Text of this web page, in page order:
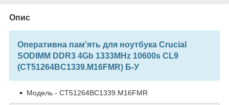
Опис
Оперативна пам'ять для ноутбука Crucial
SODIMM DDR3 4Gb 1333MHz 10600s CL9
(CT51264BC1339.M16FMR) Б-У
Модель - CT51264BC1339.M16FMR